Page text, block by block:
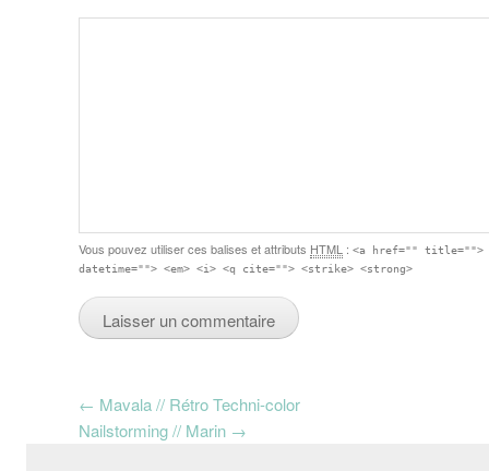
Vous pouvez utiliser ces balises et attributs HTML :<a href="" title="">
datetime=""> <em> <i> <q cite=""> <strike> <strong>
Post navigation
← Mavala // Rétro Techni-color
Nailstorming // Marin →